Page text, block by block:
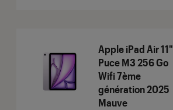
Apple iPad Air 11"
Puce M3 256 Go
Wifi 7ème
génération 2025
Mauve